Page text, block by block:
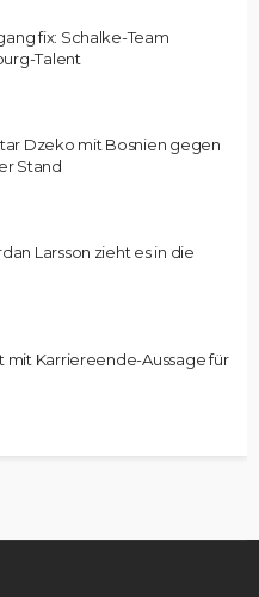
fix: Schalke-Team
Talent
Dzeko mit Bosnien gegen
Stand
Larsson zieht es in die
mit Karriereende-Aussage für